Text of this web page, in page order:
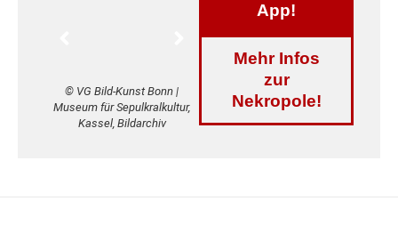
© VG Bild-Kunst Bonn |
Museum für Sepulkralkultur,
Kassel, Bildarchiv
© VG Bild-Kunst Bonn |
Museum für Sepulkralkultur,
Kassel, Bildarchiv
App!
Mehr Infos
zur
Nekropole!